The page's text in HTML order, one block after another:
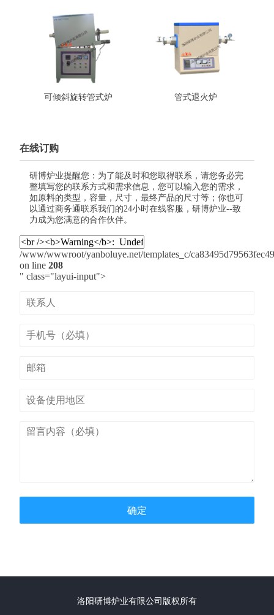
可倾斜旋转管式炉 管式退火炉
在线订购
研博炉业提醒您：为了能及时和您取得联系，请您务必完
整填写您的联系方式和需求信息，您可以输入您的需求，
如原料的类型，容量，尺寸，最终产品的尺寸等；你也可
以通过商务通联系我们的24小时在线客服，研博炉业--致
力成为您满意的合作伙伴。
/www/wwwroot/yanboluye.net/templates_c/
on line 208
" class="layui-input">
确定
洛阳研博炉业有限公司版权所有